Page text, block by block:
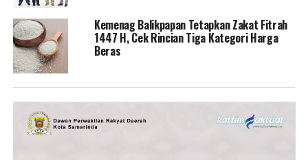
Kemenag Balikpapan Tetapkan Zakat Fitrah
1447 H, Cek Rincian Tiga Kategori Harga
Beras